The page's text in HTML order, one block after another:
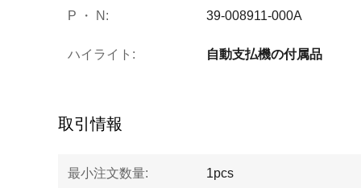
P ・ N: 39-008911-000A
ハイライト: 自動支払機の付属品
取引情報
最小注文数量: 1pcs